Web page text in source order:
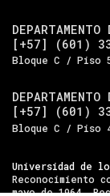
[+57] (601)
Bloque C / Piso
[+57] (601)
Bloque C / Piso
Universidad de
Reconocimiento
mayo de 1964.